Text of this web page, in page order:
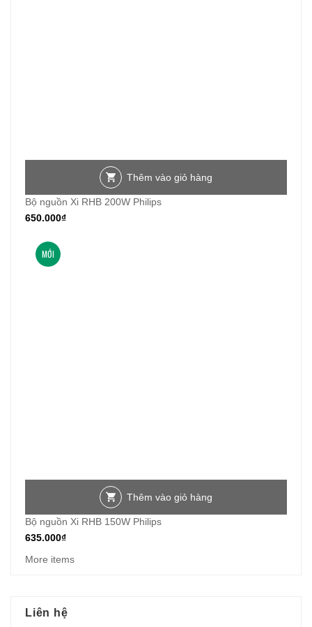
Thêm vào giỏ hàng
Bộ nguồn Xi RHB 200W Philips
650.000₫
MỚI
Thêm vào giỏ hàng
Bộ nguồn Xi RHB 150W Philips
635.000₫
More items
Liên hệ